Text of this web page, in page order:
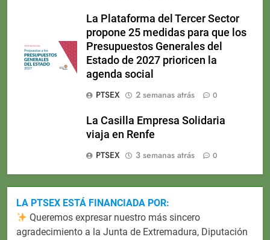
La Plataforma del Tercer Sector
propone 25 medidas para que los
Presupuestos Generales del
Estado de 2027 prioricen la
agenda social
PTSEX
2 semanas atrás 0
La Casilla Empresa Solidaria
viaja en Renfe
PTSEX
3 semanas atrás 0
LA PTSEX ESTÁ FINANCIADA POR:
Queremos expresar nuestro más sincero
agradecimiento a la Junta de Extremadura, Diputación